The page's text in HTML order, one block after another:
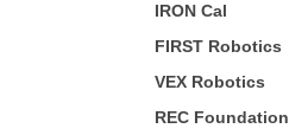
IRON Cal
FIRST Robotics
VEX Robotics
REC Foundation